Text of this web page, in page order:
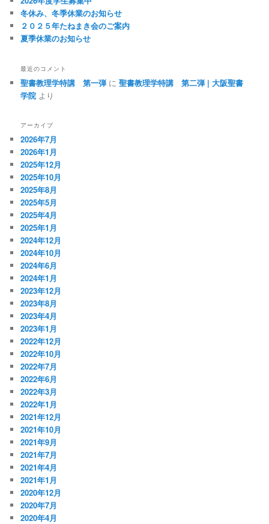
冬休み、冬季休業のお知らせ
２０２５年たねまき会のご案内
夏季休業のお知らせ
最近のコメント
聖書教理学特講 第一弾 に聖書教理学特講 第二弾 | 大阪聖書
学院 より
アーカイブ
2026年7月
2026年1月
2025年12月
2025年10月
2025年8月
2025年5月
2025年4月
2025年1月
2024年12月
2024年10月
2024年6月
2024年1月
2023年12月
2023年8月
2023年4月
2023年1月
2022年12月
2022年10月
2022年7月
2022年6月
2022年3月
2022年1月
2021年12月
2021年10月
2021年9月
2021年7月
2021年4月
2021年1月
2020年12月
2020年7月
2020年4月